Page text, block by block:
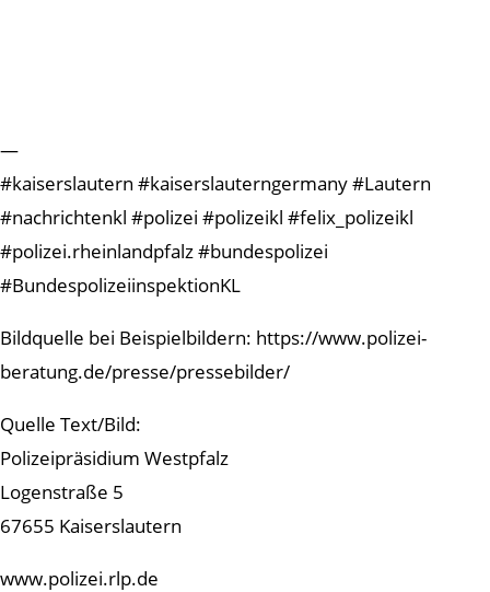
—
#kaiserslautern #kaiserslauterngermany #Lautern
#nachrichtenkl #polizei #polizeikl #felix_polizeikl
#polizei.rheinlandpfalz #bundespolizei
#BundespolizeiinspektionKL
Bildquelle bei Beispielbildern: https://www.polizei-
beratung.de/presse/pressebilder/
Quelle Text/Bild:
Polizeipräsidium Westpfalz
Logenstraße 5
67655 Kaiserslautern
www.polizei.rlp.de